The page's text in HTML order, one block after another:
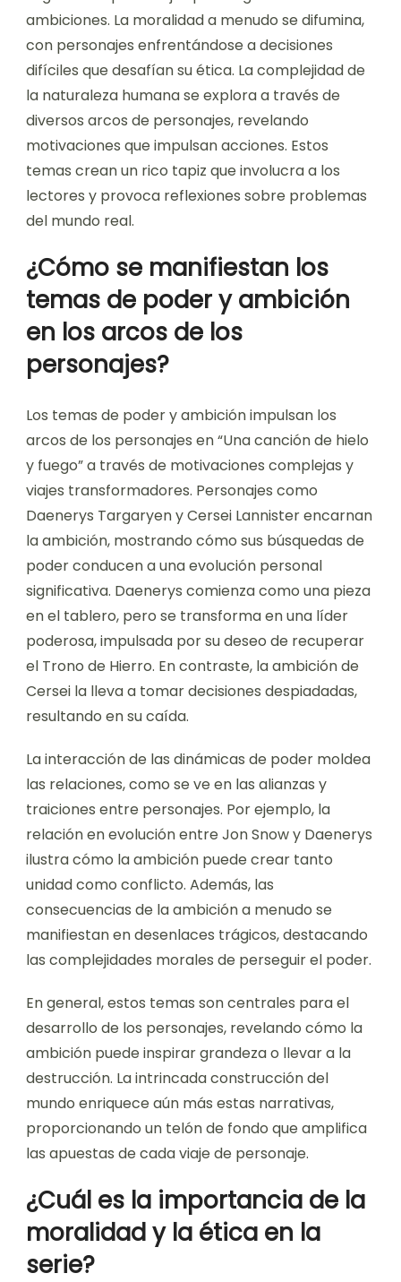
ambiciones. La moralidad a menudo se difumina,
con personajes enfrentándose a decisiones
difíciles que desafían su ética. La complejidad de
la naturaleza humana se explora a través de
diversos arcos de personajes, revelando
motivaciones que impulsan acciones. Estos
temas crean un rico tapiz que involucra a los
lectores y provoca reflexiones sobre problemas
del mundo real.
¿Cómo se manifiestan los
temas de poder y ambición
en los arcos de los
personajes?
Los temas de poder y ambición impulsan los
arcos de los personajes en “Una canción de hielo
y fuego” a través de motivaciones complejas y
viajes transformadores. Personajes como
Daenerys Targaryen y Cersei Lannister encarnan
la ambición, mostrando cómo sus búsquedas de
poder conducen a una evolución personal
significativa. Daenerys comienza como una pieza
en el tablero, pero se transforma en una líder
poderosa, impulsada por su deseo de recuperar
el Trono de Hierro. En contraste, la ambición de
Cersei la lleva a tomar decisiones despiadadas,
resultando en su caída.
La interacción de las dinámicas de poder moldea
las relaciones, como se ve en las alianzas y
traiciones entre personajes. Por ejemplo, la
relación en evolución entre Jon Snow y Daenerys
ilustra cómo la ambición puede crear tanto
unidad como conflicto. Además, las
consecuencias de la ambición a menudo se
manifiestan en desenlaces trágicos, destacando
las complejidades morales de perseguir el poder.
En general, estos temas son centrales para el
desarrollo de los personajes, revelando cómo la
ambición puede inspirar grandeza o llevar a la
destrucción. La intrincada construcción del
mundo enriquece aún más estas narrativas,
proporcionando un telón de fondo que amplifica
las apuestas de cada viaje de personaje.
¿Cuál es la importancia de la
moralidad y la ética en la
serie?